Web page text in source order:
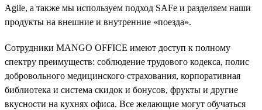
Agile, а также мы используем подход SAFe и разделяем наши
продукты на внешние и внутренние «поезда».
Сотрудники MANGO OFFICE имеют доступ к полному
спектру преимуществ: соблюдение трудового кодекса, полис
добровольного медицинского страхования, корпоративная
библиотека и система скидок и бонусов, фрукты и другие
вкусности на кухнях офиса. Все желающие могут обучаться